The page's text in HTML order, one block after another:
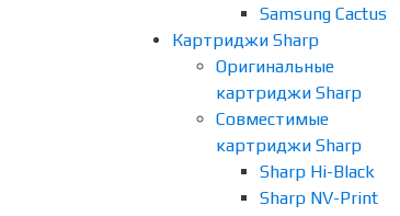
Samsung Cactus
Картриджи Sharp
Оригинальные
картриджи Sharp
Совместимые
картриджи Sharp
Sharp Hi-Black
Sharp NV-Print